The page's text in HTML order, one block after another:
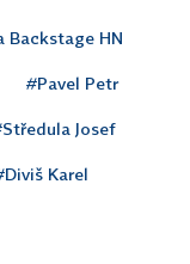
Backstage HN
#Pavel Petr
Josef
Karel